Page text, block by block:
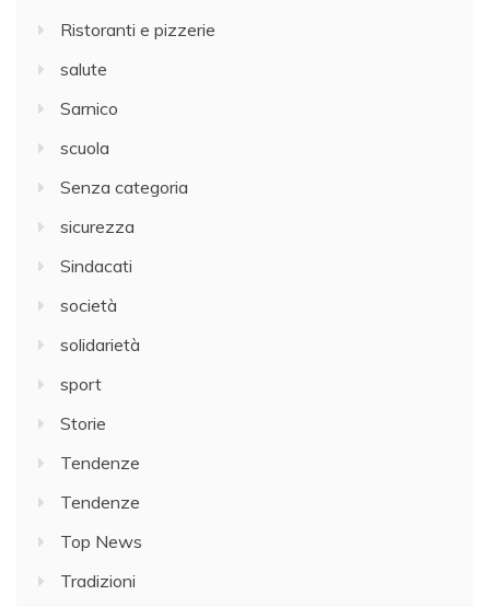
Ristoranti e pizzerie
salute
Sarnico
scuola
Senza categoria
sicurezza
Sindacati
società
solidarietà
sport
Storie
Tendenze
Tendenze
Top News
Tradizioni